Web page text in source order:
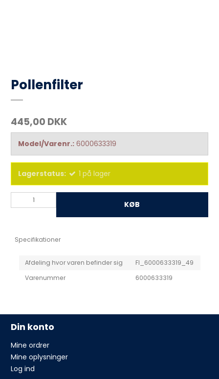
Pollenfilter
445,00 DKK
Model/Varenr.: 6000633319
Lagerstatus: 1 på lager
KØB
Specifikationer
Afdeling hvor varen befinder sig
FI_6000633319_49
Varenummer
6000633319
Din konto
Mine ordrer
Mine oplysninger
Log ind